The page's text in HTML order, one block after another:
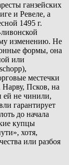
ганзейских
и Ревеле, а
1495 г.
изменению. Не
формы, она
или
местечки
Псков, на
ей не чинили,
гарантирует
до начала
купцы
хотя,
или разбоя